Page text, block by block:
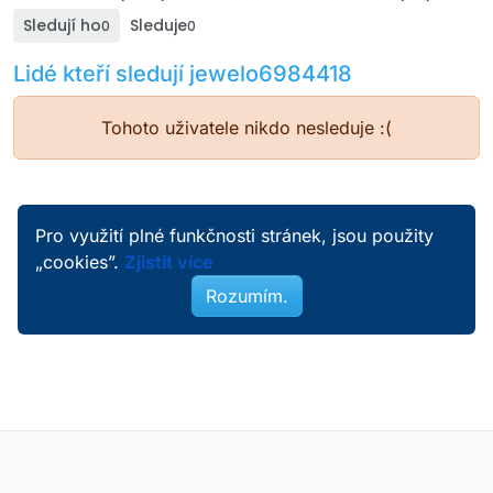
Sledují ho0 Sleduje0
Lidé kteří sledují jewelo6984418
Tohoto uživatele nikdo nesleduje :(
Pro využití plné funkčnosti stránek, jsou použity
„cookies”. Zjistit více
Rozumím.